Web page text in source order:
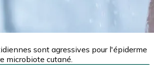
sont agressives pour l'épiderme
microbiote cutané.